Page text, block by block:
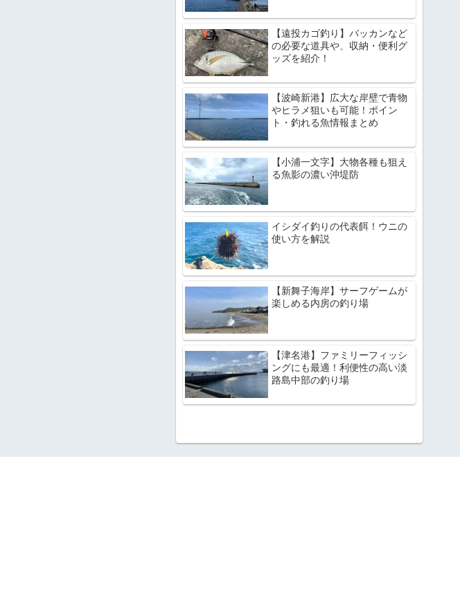
【遠投カゴ釣り】バッカンなど
の必要な道具や、収納・便利グ
ッズを紹介！
【波崎新港】広大な岸壁で青物
やヒラメ狙いも可能！ポイン
ト・釣れる魚情報まとめ
【小浦一文字】大物各種も狙え
る魚影の濃い沖堤防
イシダイ釣りの代表餌！ウニの
使い方を解説
【新舞子海岸】サーフゲームが
楽しめる内房の釣り場
【津名港】ファミリーフィッシ
ングにも最適！利便性の高い淡
路島中部の釣り場